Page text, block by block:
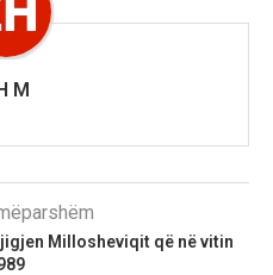
M
Millosheviqit që në vitin